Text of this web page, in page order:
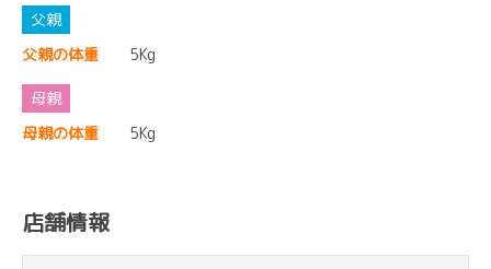
父親の体重 5Kg
母親の体重 5Kg
店舗情報